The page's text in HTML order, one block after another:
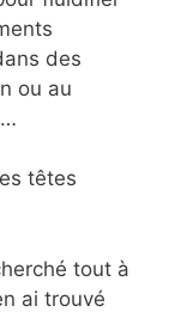
des
ou au
têtes
tout à
ai trouvé